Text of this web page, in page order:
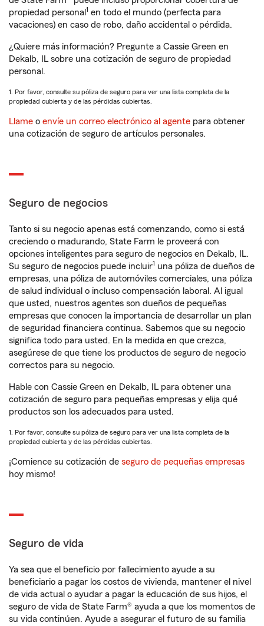
propiedad personal 1 en todo el mundo (perfecta para
vacaciones) en caso de robo, daño accidental o pérdida.
¿Quiere más información? Pregunte a Cassie Green en
Dekalb, IL sobre una cotización de seguro de propiedad
personal.
1. Por favor, consulte su póliza de seguro para ver una lista completa de la
propiedad cubierta y de las pérdidas cubiertas.
Llame o envíe un correo electrónico al agente para obtener
una cotización de seguro de artículos personales.
Seguro de negocios
Tanto si su negocio apenas está comenzando, como si está
creciendo o madurando, State Farm le proveerá con
opciones inteligentes para seguro de negocios en Dekalb, IL.
Su seguro de negocios puede incluir1 una póliza de dueños de
empresas, una póliza de automóviles comerciales, una póliza
de salud individual o incluso compensación laboral. Al igual
que usted, nuestros agentes son dueños de pequeñas
empresas que conocen la importancia de desarrollar un plan
de seguridad financiera continua. Sabemos que su negocio
significa todo para usted. En la medida en que crezca,
asegúrese de que tiene los productos de seguro de negocio
correctos para su negocio.
Hable con Cassie Green en Dekalb, IL para obtener una
cotización de seguro para pequeñas empresas y elija qué
productos son los adecuados para usted.
1. Por favor, consulte su póliza de seguro para ver una lista completa de la
propiedad cubierta y de las pérdidas cubiertas.
¡Comience su cotización de seguro de pequeñas empresas
hoy mismo!
Seguro de vida
Ya sea que el beneficio por fallecimiento ayude a su
beneficiario a pagar los costos de vivienda, mantener el nivel
de vida actual o ayudar a pagar la educación de sus hijos, el
seguro de vida de State Farm® ayuda a que los momentos de
su vida continúen. Ayude a asegurar el futuro de su familia